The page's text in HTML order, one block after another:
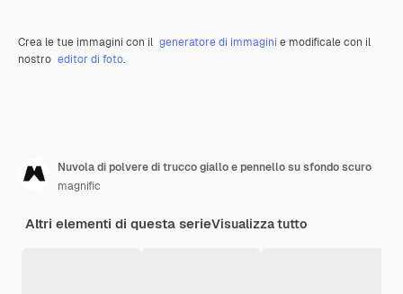
Crea le tue immagini con il generatore di immagini e modificale con il
nostro editor di foto.
Nuvola di polvere di trucco giallo e pennello su sfondo scuro
magnific
Altri elementi di questa serieVisualizza tutto